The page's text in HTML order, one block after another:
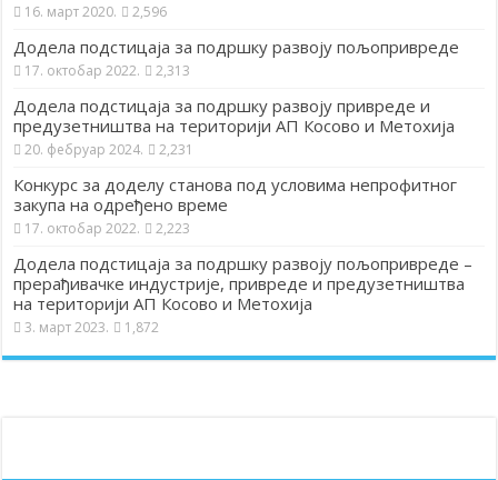
16. март 2020. 2,596
Додела подстицаја за подршку развоју пољопривреде
17. октобар 2022. 2,313
Додела подстицаја за подршку развоју привреде и
предузетништва на територији АП Косово и Метохија
20. фебруар 2024. 2,231
Конкурс за доделу станова под условима непрофитног
закупа на одређено време
17. октобар 2022. 2,223
Додела подстицаја за подршку развоју пољопривреде –
прерађивачке индустрије, привреде и предузетништва
на територији АП Косово и Метохија
3. март 2023. 1,872